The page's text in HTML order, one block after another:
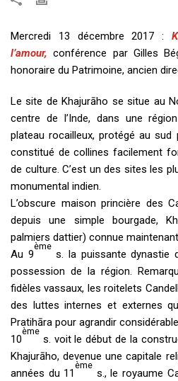
Mercredi 13 décembre 2017 :
l’amour, conférence par Gilles
honoraire du Patrimoine, ancien
Le site de Khajurāho se situe au
centre de l’Inde, dans une
plateau rocailleux, protégé au
constitué de collines facilement
de culture. C’est un des sites les
monumental indien.
L’obscure maison princière des
depuis une simple bourgade,
palmiers dattier) connue
Au 9
ème
s. la puissante dynastie
possession de la région.
fidèles vassaux, les roitelets
des luttes internes et externes
Pratihāra pour agrandir
10
ème
s. voit le début de la
Khajurāho, devenue une capitale
années du 11
ème
s., le royaume